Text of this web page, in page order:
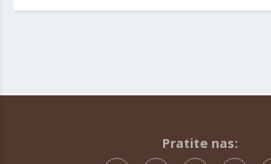
Pratite nas: